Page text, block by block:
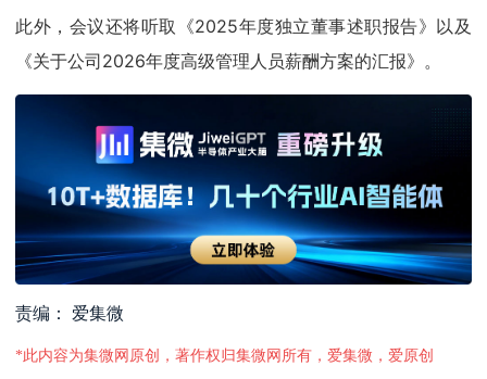
此外，会议还将听取《2025年度独立董事述职报告》以及
《关于公司2026年度高级管理人员薪酬方案的汇报》。
责编： 爱集微
*此内容为集微网原创，著作权归集微网所有，爱集微，爱原创